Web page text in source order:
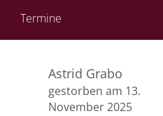
Termine
Astrid Grabo
gestorben am 13.
November 2025